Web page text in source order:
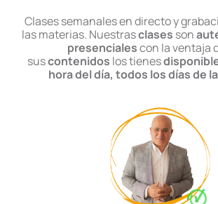
Clases semanales en directo y
las materias. Nuestrasclases son
presencialescon la ventaja
suscontenidos los tienes
hora del día, todos los días de